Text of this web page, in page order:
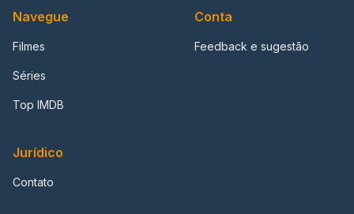
Navegue
Filmes
Séries
Top IMDB
Conta
Feedback e sugestão
Jurídico
Contato